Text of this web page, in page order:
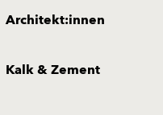
Architekt:innen
Kalk & Zement